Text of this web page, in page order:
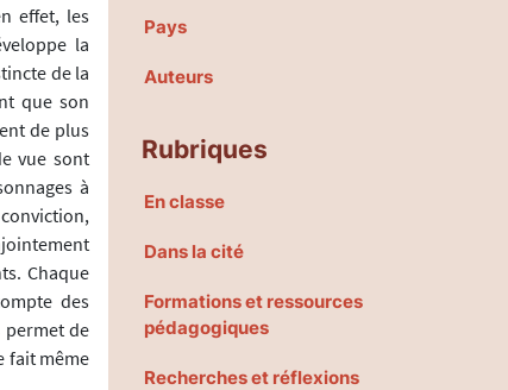
effet, les
la
de la
que son
de plus
vue sont
à
Chaque
des
permet de
fait même
Pays
Auteurs
Rubriques
En classe
Dans la cité
Formations et ressources
pédagogiques
Recherches et réflexions